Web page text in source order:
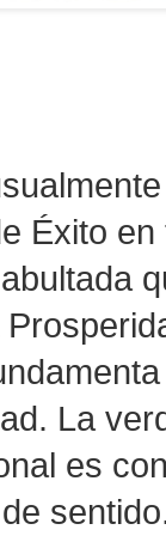
Éxito
La
es